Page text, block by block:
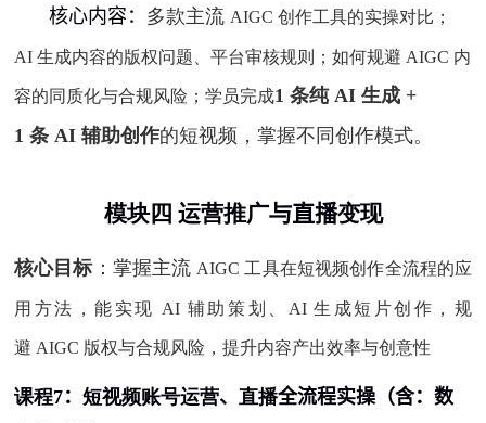
核心内容： 多款主流AIGC创作工具的实操对比；
AI 生成内容的版权问题、平台审核规则；如何规避 AIGC 内
容的同质化与合规风险；学员完成1 条纯 AI 生成 +
1 条 AI 辅助创作的短视频，掌握不同创作模式。
模块四 运营推广与直播变现
核心目标：掌握主流AIGC 工具在短视频创作全流程的应
用方法，能实现 AI 辅助策划、 AI生成短片创作，规
避 AIGC 版权与合规风险，提升内容产出效率与创意性
课程7： 短视频账号运营、 直播全流程实操（含：数